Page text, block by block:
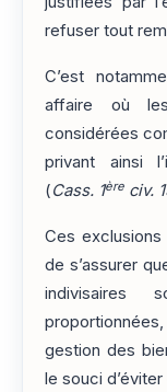
refuser tout
C’est
affaire où
considérées
privant ainsi
(Cass. 1ère civ.
Ces
de s’assurer
indivisaires
proportionnées,
gestion des
le souci